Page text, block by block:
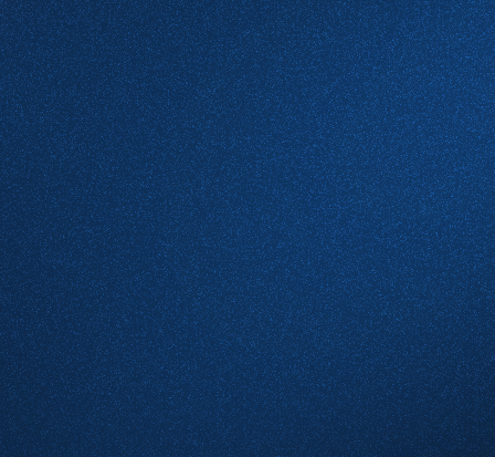
Проверочное слово*(Нажмите чтобы обновить)
Какие услуги вас интересуют
Комментарий
Я принимаю условияПользовательского соглашения
и согласен сПолитикой конфиденциальности
Отправить